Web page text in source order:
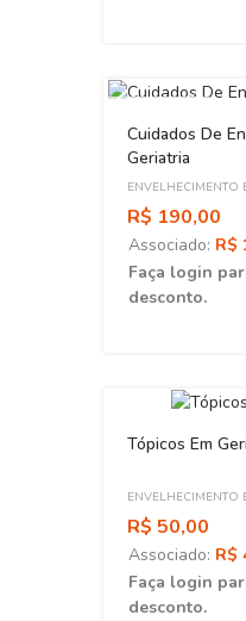
Cuidados De
Geriatria
R$ 190,00
Associado: R$
Faça login
desconto.
Tópicos Em
R$ 50,00
Associado: R$
Faça login
desconto.